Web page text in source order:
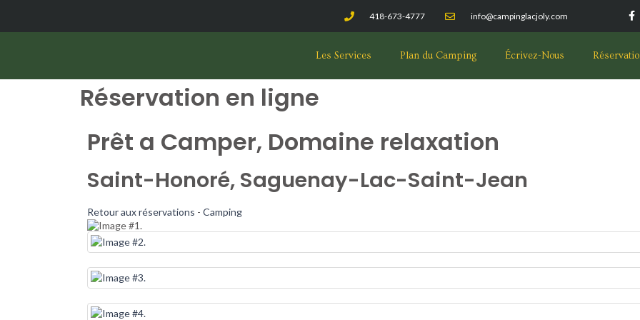
418-673-4777 info@campinglacjoly.com
Les Services Plan du Camping Écrivez-Nous
Réservation en ligne
Prêt a Camper, Domaine relaxation
Saint-Honoré, Saguenay-Lac-Saint-Jean
Retour aux réservations - Camping